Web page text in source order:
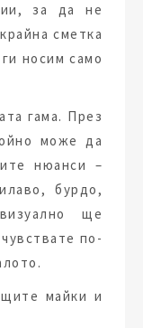
за да не
сметка
носим само
гама. През
може да
нюанси –
бурдо,
ще
по-
майки и